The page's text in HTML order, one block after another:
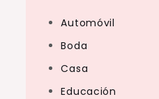
Automóvil
Boda
Casa
Educación